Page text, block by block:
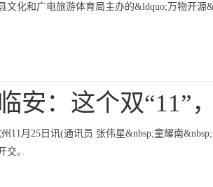
文化和广电旅游体育局主办的&ldquo;万物开
安：这个双“11”
11月25日讯(通讯员 张伟星&nbsp;童耀南
交。